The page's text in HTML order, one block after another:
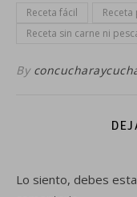
Receta fácil
Receta sin carne ni
By
Lo siento, debes